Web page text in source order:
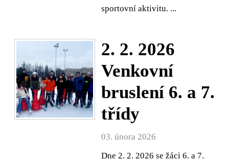
sportovní aktivitu. ...
2. 2. 2026
Venkovní
bruslení 6. a 7.
třídy
03. února 2026
Dne 2. 2. 2026 se žáci 6. a 7.